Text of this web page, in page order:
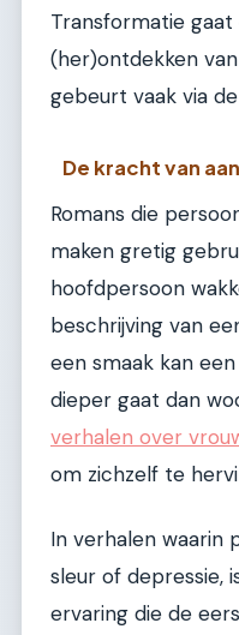
Transformatie
(her)ontdekken
gebeurt vaak via
De kracht van
Romans die
maken gretig
hoofdpersoon
beschrijving van
een smaak kan
dieper gaat dan
verhalen over
om zichzelf te
In verhalen waarin
sleur of depressie,
ervaring die de